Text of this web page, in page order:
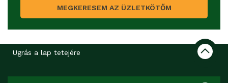
MEGKERESEM AZ ÜZLETKÖTŐM
Ugrás a lap tetejére